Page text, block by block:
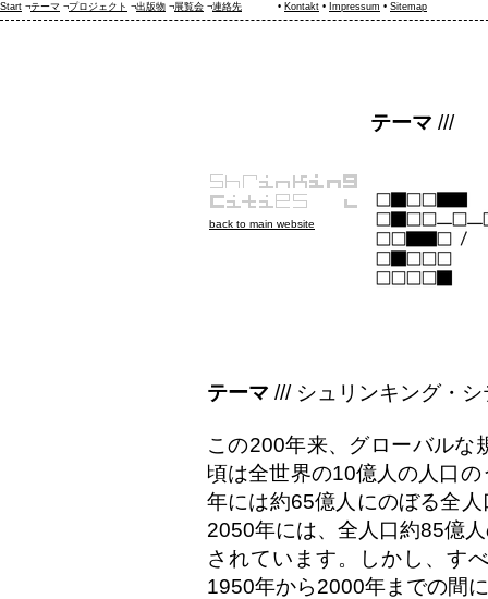
back to main website
テーマ ///
テーマ /// シュリンキング・
この200年来、グローバルな
頃は全世界の10億人の人口
年には約65億人にのぼる全
2050年には、全人口約85億
されています。しかし、す
1950年から2000年までの間
Start ¬テーマ ¬プロジェクト ¬出版物 ¬展覧会 ¬連絡先 • Kontakt • Impressum • Sitemap